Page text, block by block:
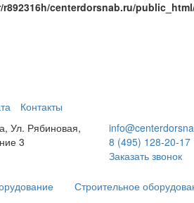
r892316h/centerdorsnab.ru/
Контакты
Ул. Рябиновая,
3
8 (495) 128-20-17
Заказать звонок
Строительное